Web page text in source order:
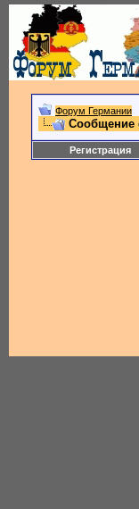
Форум Германии
Сообщение
Регистрация